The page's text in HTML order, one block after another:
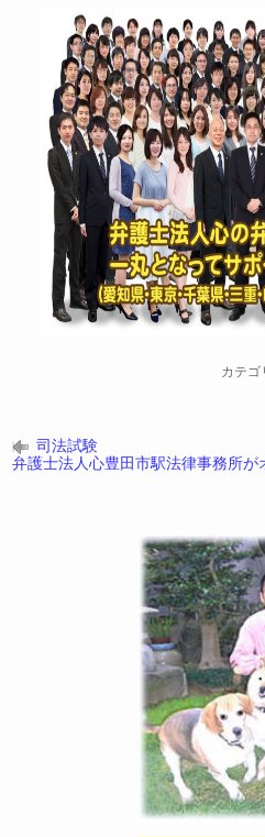
カテゴ
司法試験
弁護士法人心豊田市駅法律事務所が